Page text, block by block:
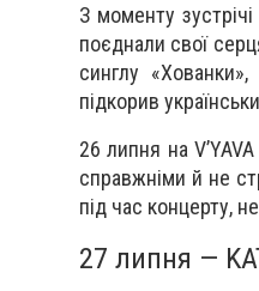
З моменту
поєднали свої
синглу
підкорив
26 липня на
справжніми й не
під час концерту,
27 липня —